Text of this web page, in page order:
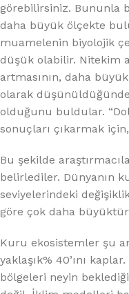
görebilirsiniz. Bununla
daha büyük ölçekte
muamelenin biyolojik
düşük olabilir. Nitekim
artmasının, daha
olarak
olduğunu buldular.
sonuçları çıkarmak için,
Bu şekilde
belirlediler. Dünyanın
seviyelerindeki
göre çok daha
Kuru ekosistemler şu
yaklaşık% 40’ını
bölgeleri neyin